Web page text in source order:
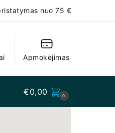
nuo 75 €
Apmokėjimas
€0,00 0